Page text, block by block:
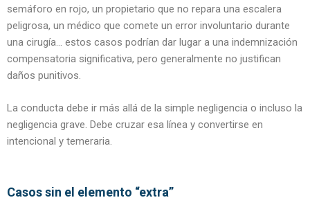
semáforo en rojo, un propietario que no repara una escalera
peligrosa, un médico que comete un error involuntario durante
una cirugía… estos casos podrían dar lugar a una indemnización
compensatoria significativa, pero generalmente no justifican
daños punitivos.
La conducta debe ir más allá de la simple negligencia o incluso la
negligencia grave. Debe cruzar esa línea y convertirse en
intencional y temeraria.
Casos sin el elemento “extra”